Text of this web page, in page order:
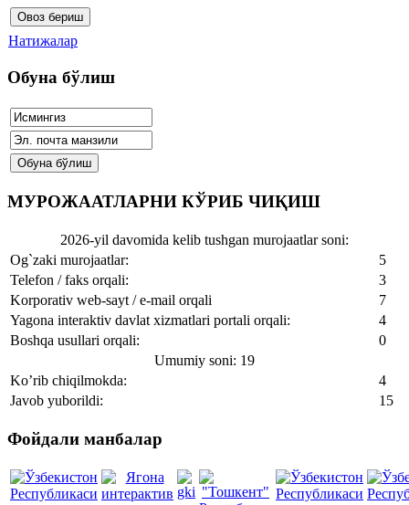
Натижалар
Обуна бўлиш
МУРОЖААТЛАРНИ КЎРИБ ЧИҚИШ
2026-yil davomida kelib tushgan murojaatlar soni:
Og`zaki murojaatlar:
5
Telefon / faks orqali:
3
Korporativ web-sayt / e-mail orqali
7
Yagona interaktiv davlat xizmatlari portali orqali:
4
Boshqa usullari orqali:
0
Umumiy soni: 19
Ko’rib chiqilmokda:
4
Javob yuborildi:
15
Фойдали манбалар